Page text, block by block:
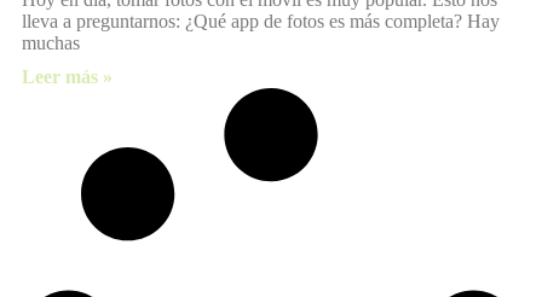
lleva a preguntarnos: ¿Qué app de fotos es más completa? Hay
muchas
Leer más »